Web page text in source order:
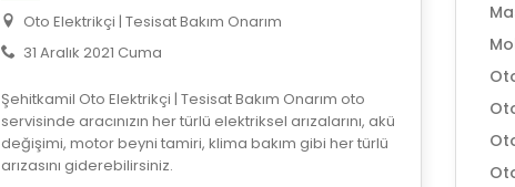
Oto Elektrikçi | Tesisat Bakım Onarım
31 Aralık 2021 Cuma
Şehitkamil Oto Elektrikçi | Tesisat Bakım Onarım oto
servisinde aracınızın her türlü elektriksel arızalarını, akü
değişimi, motor beyni tamiri, klima bakım gibi her türlü
arızasını giderebilirsiniz.